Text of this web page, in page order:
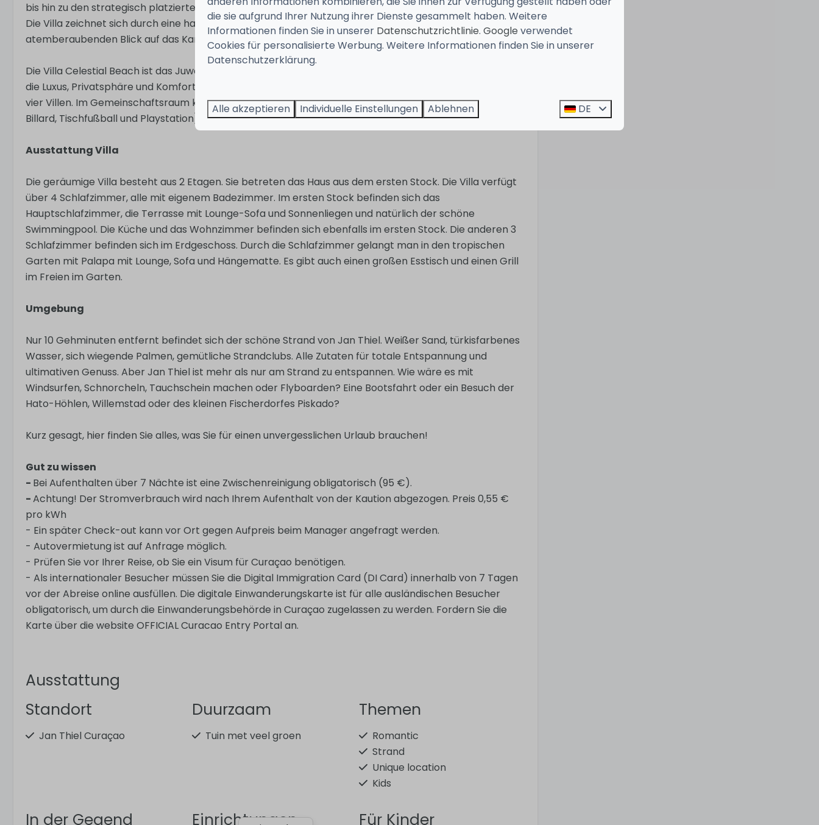
bis hin zu den strategisch platzierten Designerlampen, die den Raum mit einem warmen Licht erhellen.
Die Villa zeichnet sich durch eine harmonische Kombination aus Farben und Licht aus, mit einem
atemberaubenden Blick auf das Karibische Meer.
Die Villa Celestial Beach ist das Juwel des Vista Royal Viertels in Jan Thiel, eine wahre Oase für diejenigen,
die Luxus, Privatsphäre und Komfort suchen. Die Residenz, auf der sich diese Villa befindet, besteht aus
vier Villen. Im Gemeinschaftsraum können Sie den Fitnessraum und das Spielzimmer (mit Billardtisch,
Billard, Tischfußball und Playstation) nutzen.
Ausstattung Villa
Die geräumige Villa besteht aus 2 Etagen. Sie betreten das Haus aus dem ersten Stock. Die Villa verfügt
über 4 Schlafzimmer, alle mit eigenem Badezimmer. Im ersten Stock befinden sich das
Hauptschlafzimmer, die Terrasse mit Lounge-Sofa und Sonnenliegen und natürlich der schöne
Swimmingpool. Die Küche und das Wohnzimmer befinden sich ebenfalls im ersten Stock. Die anderen 3
Schlafzimmer befinden sich im Erdgeschoss. Durch die Schlafzimmer gelangt man in den tropischen
Garten mit Palapa mit Lounge, Sofa und Hängematte. Es gibt auch einen großen Esstisch und einen Grill
im Freien im Garten.
Umgebung
Nur 10 Gehminuten entfernt befindet sich der schöne Strand von Jan Thiel. Weißer Sand, türkisfarbenes
Wasser, sich wiegende Palmen, gemütliche Strandclubs. Alle Zutaten für totale Entspannung und
ultimativen Genuss. Aber Jan Thiel ist mehr als nur am Strand zu entspannen. Wie wäre es mit
Windsurfen, Schnorcheln, Tauchschein machen oder Flyboarden? Eine Bootsfahrt oder ein Besuch der
Hato-Höhlen, Willemstad oder des kleinen Fischerdorfes Piskado?
Kurz gesagt, hier finden Sie alles, was Sie für einen unvergesslichen Urlaub brauchen!
Gut zu wissen
- Bei Aufenthalten über 7 Nächte ist eine Zwischenreinigung obligatorisch (95 €).
-Achtung! Der Stromverbrauch wird nach Ihrem Aufenthalt von der Kaution abgezogen. Preis 0,55 €
pro kWh
- Ein später Check-out kann vor Ort gegen Aufpreis beim Manager angefragt werden.
- Autovermietung ist auf Anfrage möglich.
- Prüfen Sie vor Ihrer Reise, ob Sie ein Visum für Curaçao benötigen.
- Als internationaler Besucher müssen Sie die Digital Immigration Card (DI Card) innerhalb von 7 Tagen
vor der Abreise online ausfüllen. Die digitale Einwanderungskarte ist für alle ausländischen Besucher
obligatorisch, um durch die Einwanderungsbehörde in Curaçao zugelassen zu werden. Fordern Sie die
Karte über die website OFFICIAL Curacao Entry Portal an.
Ausstattung
Standort
Jan Thiel Curaçao
Duurzaam
Tuin met veel groen
Themen
Romantic
Strand
Unique location
Kids
In der Gegend Einrichtungen Für Kinder
die sie aufgrund Ihrer Nutzung ihrer Dienste gesammelt haben. Weitere
Informationen finden Sie in unserer Datenschutzrichtlinie. Google verwendet
Cookies für personalisierte Werbung. Weitere Informationen finden Sie in unserer
Datenschutzerklärung.
Alle akzeptieren Individuelle Einstellungen Ablehnen DE